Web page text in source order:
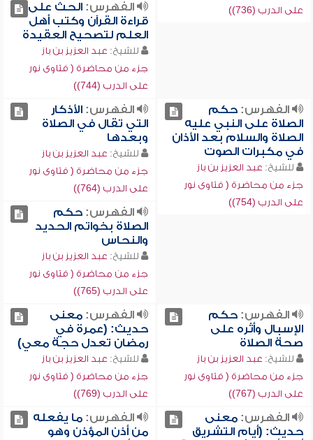
على الدرب (736))
الفهرس:الحث على
قراءة القرآن وكتب أهل
العلم لتصحيح العقيدة
للشيخ: عبد العزيز بن باز
جزء من محاضرة ( فتاوى نور
على الدرب (744))
الفهرس:حكم
الصلاة على النبي عليه
الصلاة والسلام بعد الأذان
في مكبرات الصوت
للشيخ: عبد العزيز بن باز
جزء من محاضرة ( فتاوى نور
على الدرب (754))
الفهرس:الأذكار
التي تقال في الصلاة
وبعدها
للشيخ: عبد العزيز بن باز
جزء من محاضرة ( فتاوى نور
على الدرب (764))
الفهرس:حكم
الصلاة بخواتم الحديد
والنحاس
للشيخ: عبد العزيز بن باز
جزء من محاضرة ( فتاوى نور
على الدرب (765))
الفهرس:حكم
الإسبال وأثره على
صحة الصلاة
للشيخ: عبد العزيز بن باز
جزء من محاضرة ( فتاوى نور
على الدرب (767))
الفهرس:معنى
حديث: (عمرة في
رمضان تعدل حجة معي)
للشيخ: عبد العزيز بن باز
جزء من محاضرة ( فتاوى نور
على الدرب (769))
الفهرس:معنى
حديث: (أيام التشريق
الفهرس:ما يفعله
من أذن المؤذن وهو